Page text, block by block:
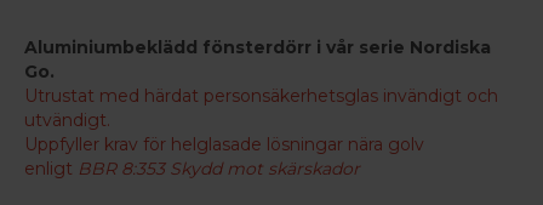
Aluminiumbeklädd fönsterdörr i vår serie Nordiska
Go.
Utrustat med härdat personsäkerhetsglas invändigt och
utvändigt.
Uppfyller krav för helglasade lösningar nära golv
enligt BBR 8:353 Skydd mot skärskador